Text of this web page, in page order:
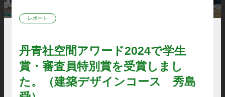
レポート
丹青社空間アワード2024で学生
賞・審査員特別賞を受賞しまし
た。（建築デザインコース 秀島